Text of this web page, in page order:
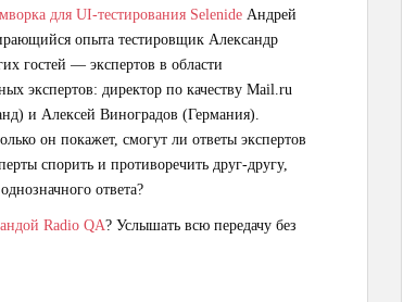
для UI-тестирования Selenide Андрей
опыта тестировщик Александр
гостей — экспертов в области
экспертов: директор по качеству Mail.ru
и Алексей Виноградов (Германия).
он покажет, смогут ли ответы экспертов
спорить и противоречить друг-другу,
ответа?
Radio QA? Услышать всю передачу без